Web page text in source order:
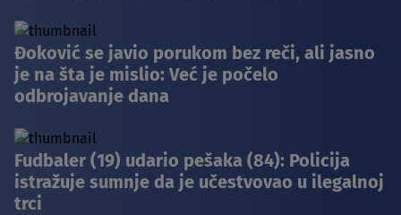
Đoković se javio porukom bez reči, ali jasno
je na šta je mislio: Već je počelo
odbrojavanje dana
Fudbaler (19) udario pešaka (84): Policija
istražuje sumnje da je učestvovao u ilegalnoj
trci